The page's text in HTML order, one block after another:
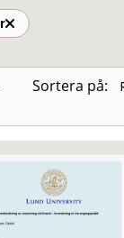
Sortera på: